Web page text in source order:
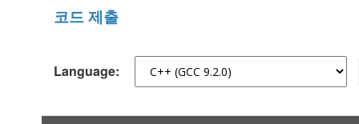
코드 제출
Language: